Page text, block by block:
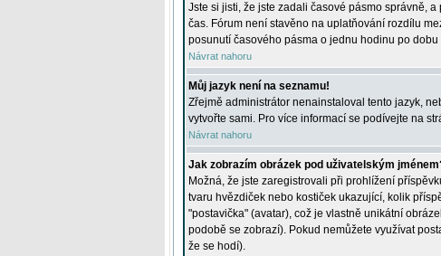
Jste si jisti, že jste zadali časové pásmo správně,
čas. Fórum není stavěno na uplatňování rozdílu
posunutí časového pásma o jednu hodinu po
Návrat nahoru
Můj jazyk není na seznamu!
Zřejmě administrátor nenainstaloval tento jazyk,
vytvořte sami. Pro více informací se podívejte na
Návrat nahoru
Jak zobrazím obrázek pod uživatelským
Možná, že jste zaregistrovali při prohlížení
tvaru hvězdiček nebo kostiček ukazující, kolik
"postavička" (avatar), což je vlastně unikátní
podobě se zobrazí). Pokud nemůžete využívat
že se hodí).